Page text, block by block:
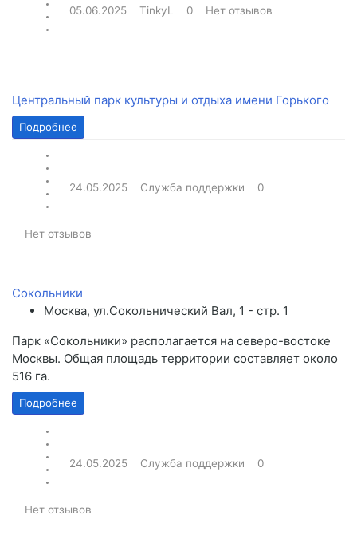
05.06.2025 TinkyL 0 Нет отзывов
Центральный парк культуры и отдыха имени Горького
Подробнее
24.05.2025 Служба поддержки 0
Нет отзывов
Сокольники
Москва, ул.Сокольнический Вал, 1 - стр. 1
Парк «Сокольники» располагается на северо-востоке
Москвы. Общая площадь территории составляет около
516 га.
Подробнее
24.05.2025 Служба поддержки 0
Нет отзывов